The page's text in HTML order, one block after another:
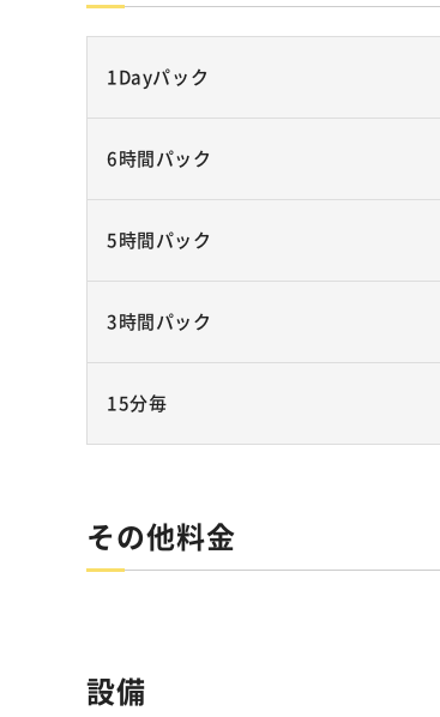
1Dayパック
6時間パック
5時間パック
3時間パック
15分毎
その他料金
設備